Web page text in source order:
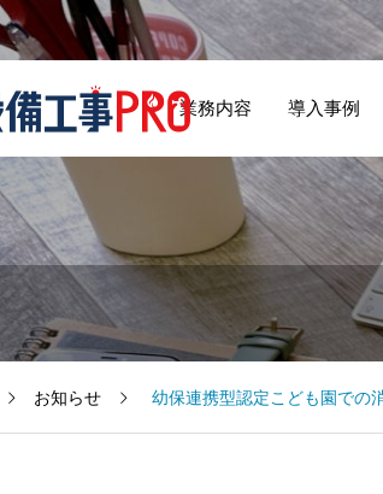
業務内容 導入事例
雑居ビル12階でサ
ウナを開いたらス
プリンクラーを設
聞いてびっくり！
消防法
お知らせ 幼保連携型認定こども園での